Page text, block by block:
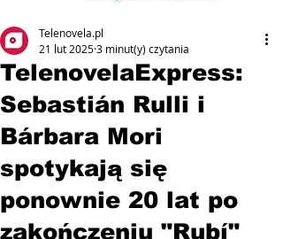
TelenovelaExpress:
Sebastián Rulli i
Bárbara Mori
spotykają się
ponownie 20 lat po
zakończeniu "Rubí"
Telenovela.pl
21 lut 20253 minut(y) czytania